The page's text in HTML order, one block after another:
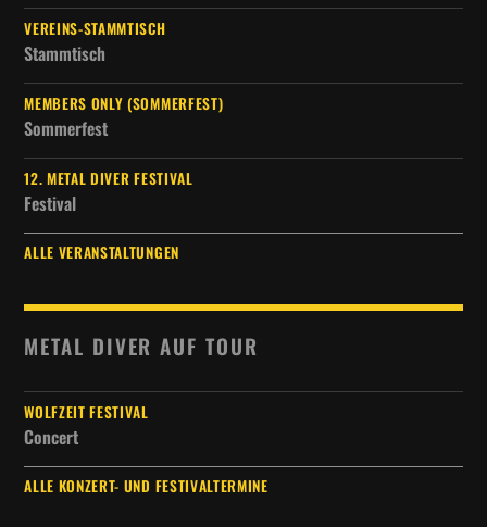
VEREINS-STAMMTISCH
Stammtisch
MEMBERS ONLY (SOMMERFEST)
Sommerfest
12. METAL DIVER FESTIVAL
Festival
ALLE VERANSTALTUNGEN
METAL DIVER AUF TOUR
WOLFZEIT FESTIVAL
Concert
ALLE KONZERT- UND FESTIVALTERMINE